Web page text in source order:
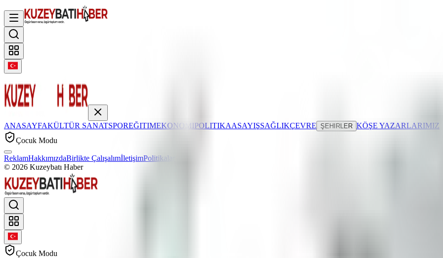
ANASAYFAKÜLTÜR SANATSPOREĞITIMEKONOMIPOLITIKAASAYIŞSAĞLIKÇEVRE ŞEHIRLER KÖŞE YAZARLARIMIZ
Çocuk Modu
ReklamHakkımızdaBirlikte ÇalışalımİletişimPolitikalar
© 2026 Kuzeybatı Haber
Çocuk Modu